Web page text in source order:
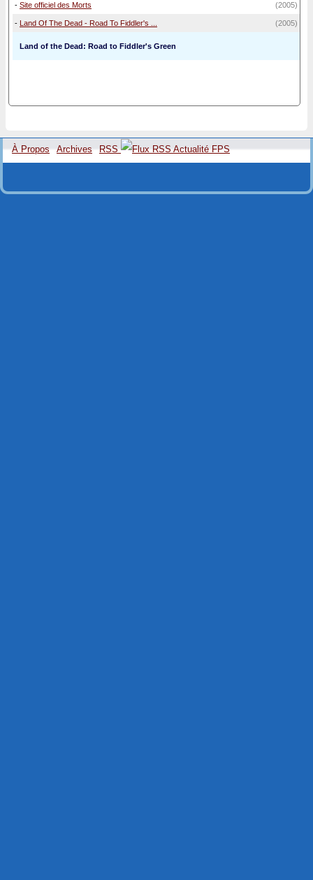
- Site officiel des Morts (2005)
- Land Of The Dead - Road To Fiddler's ... (2005)
Land of the Dead: Road to Fiddler's Green
À Propos Archives RSS